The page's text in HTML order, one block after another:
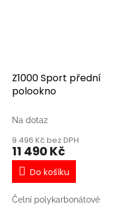
Z1000 Sport přední
polookno
Na dotaz
9 496 Kč bez DPH
11 490 Kč
Do košíku
Čelní polykarbonátové